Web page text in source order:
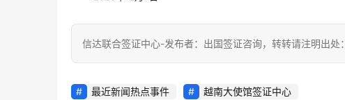
信达联合签证中心-发布者：出国签证咨询，转转请注明出处：
最近新闻热点事件 越南大使馆签证中心